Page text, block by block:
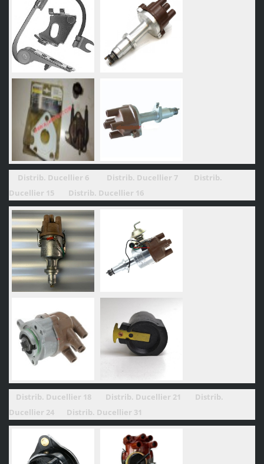
Distrib. Ducellier 6 Distrib. Ducellier 7 Distrib.
Ducellier 15 Distrib. Ducellier 16
Distrib. Ducellier 18 Distrib. Ducellier 21 Distrib.
Ducellier 24 Distrib. Ducellier 31